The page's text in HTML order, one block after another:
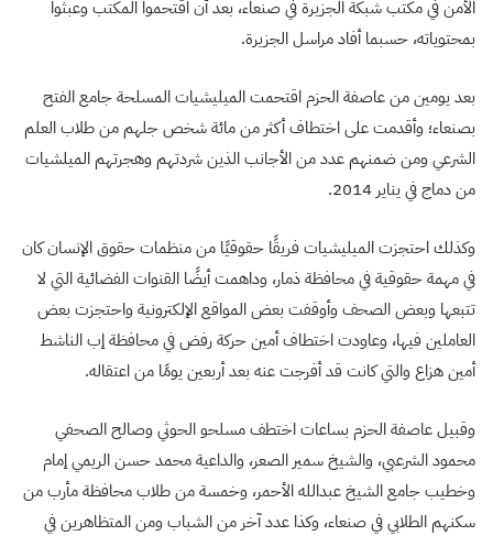
الأمن في مكتب شبكة الجزيرة في صنعاء، بعد أن اقتحموا المكتب وعبثوا
بمحتوياته، حسبما أفاد مراسل الجزيرة.
بعد يومين من عاصفة الحزم اقتحمت الميليشيات المسلحة جامع الفتح
بصنعاء؛ وأقدمت على اختطاف أكثر من مائة شخص جلهم من طلاب العلم
الشرعي ومن ضمنهم عدد من الأجانب الذين شردتهم وهجرتهم الميلشيات
من دماج في يناير 2014.
وكذلك احتجزت الميليشيات فريقًا حقوقيًا من منظمات حقوق الإنسان كان
في مهمة حقوقية في محافظة ذمار، وداهمت أيضًا القنوات الفضائية التي لا
تتبعها وبعض الصحف وأوقفت بعض المواقع الإلكترونية واحتجزت بعض
العاملين فيها، وعاودت اختطاف أمين حركة رفض في محافظة إب الناشط
أمين هزاع والتي كانت قد أفرجت عنه بعد أربعين يومًا من اعتقاله.
وقبيل عاصفة الحزم بساعات اختطف مسلحو الحوثي وصالح الصحفي
محمود الشرعبي، والشيخ سمير الصعر، والداعية ﻣﺤﻤﺪ ﺣﺴﻦ ﺍﻟﺮﻳﻤﻲ ﺇﻣﺎﻡ
ﻭﺧﻄﻴﺐ ﺟﺎﻣﻊ ﺍﻟﺸﻴﺦ عبدالله الأحمر، وخمسة من طلاب محافظة مأرب من
سكنهم الطلابي في صنعاء، وكذا عدد آخر من الشباب ومن المتظاهرين في